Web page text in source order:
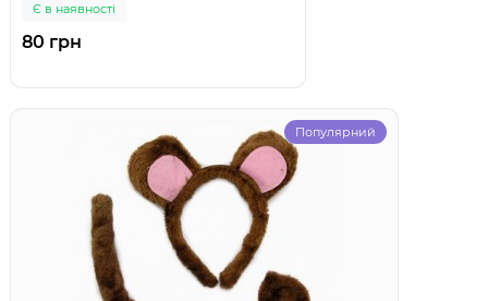
Є в наявності
80 грн
Популярний